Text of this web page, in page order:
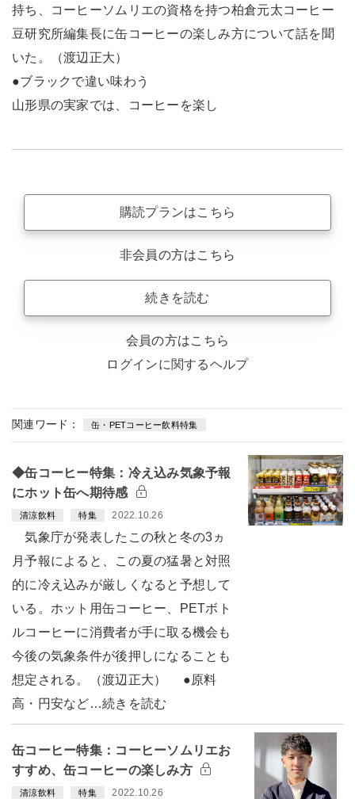
持ち、コーヒーソムリエの資格を持つ柏倉元太コーヒー
豆研究所編集長に缶コーヒーの楽しみ方について話を聞
いた。（渡辺正大）
●ブラックで違い味わう
山形県の実家では、コーヒーを楽し
購読プランはこちら
非会員の方はこちら
続きを読む
会員の方はこちら
ログインに関するヘルプ
関連ワード： 缶・PETコーヒー飲料特集
◆缶コーヒー特集：冷え込み気象予報
にホット缶へ期待感
清涼飲料 特集 2022.10.26
気象庁が発表したこの秋と冬の3ヵ
月予報によると、この夏の猛暑と対照
的に冷え込みが厳しくなると予想して
いる。ホット用缶コーヒー、PETボト
ルコーヒーに消費者が手に取る機会も
今後の気象条件が後押しになることも
想定される。（渡辺正大） ●原料
高・円安など…続きを読む
缶コーヒー特集：コーヒーソムリエお
すすめ、缶コーヒーの楽しみ方
清涼飲料 特集 2022.10.26